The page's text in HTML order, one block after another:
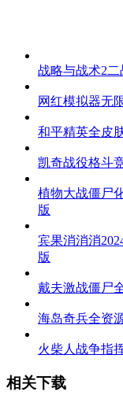
战略与战术2二
网红模拟器无
和平精英全皮